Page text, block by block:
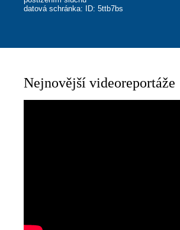
datová schránka: ID: 5ttb7bs
Nejnovější videoreportáže